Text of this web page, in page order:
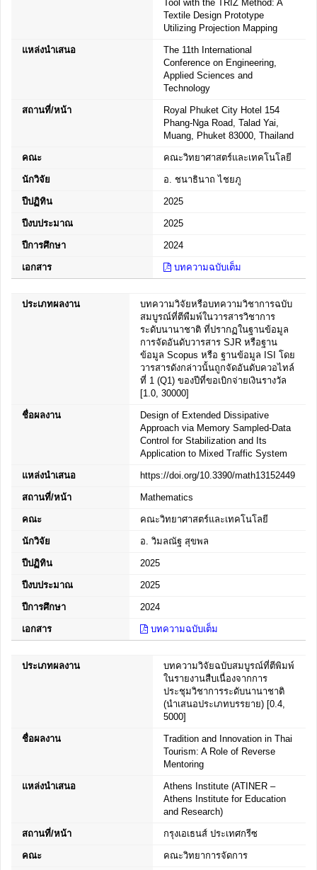
Tool with the TRIZ Method: A
Textile Design Prototype
Utilizing Projection Mapping
แหล่งนำเสนอ
The 11th International
Conference on Engineering,
Applied Sciences and
Technology
สถานที่/หน้า
Royal Phuket City Hotel 154
Phang-Nga Road, Talad Yai,
Muang, Phuket 83000, Thailand
คณะ คณะวิทยาศาสตร์และเทคโนโลยี
นักวิจัย อ. ชนาธินาถ ไชยภู
ปีปฏิทิน 2025
ปีงบประมาณ 2025
ปีการศึกษา 2024
เอกสาร บทความฉบับเต็ม
ประเภทผลงาน
บทความวิจัยหรือบทความวิชาการฉบับ
สมบูรณ์ที่ตีพืมพ์ในวารสารวิชาการ
ระดับนานาชาติ ที่ปรากฏในฐานข้อมูล
การจัดอันดับวารสาร SJR หรือฐาน
ข้อมูล Scopus หรือ ฐานข้อมูล ISI โดย
วารสารดังกล่าวนั้นถูกจัดอันดับควอไทล์
ที่ 1 (Q1) ของปีที่ขอเบิกจ่ายเงินรางวัล
[1.0, 30000]
ชื่อผลงาน
Design of Extended Dissipative
Approach via Memory Sampled-Data
Control for Stabilization and Its
Application to Mixed Traffic System
แหล่งนำเสนอ https://doi.org/10.3390/math13152449
สถานที่/หน้า Mathematics
คณะ คณะวิทยาศาสตร์และเทคโนโลยี
นักวิจัย อ. วิมลณัฐ สุขพล
ปีปฏิทิน 2025
ปีงบประมาณ 2025
ปีการศึกษา 2024
เอกสาร บทความฉบับเต็ม
ประเภทผลงาน
บทความวิจัยฉบับสมบูรณ์ที่ตีพิมพ์
ในรายงานสืบเนื่องจากการ
ประชุมวิชาการระดับนานาชาติ
(นำเสนอประเภทบรรยาย) [0.4,
5000]
ชื่อผลงาน
Tradition and Innovation in Thai
Tourism: A Role of Reverse
Mentoring
แหล่งนำเสนอ
Athens Institute (ATINER –
Athens Institute for Education
and Research)
สถานที่/หน้า กรุงเอเธนส์ ประเทศกรีซ
คณะ คณะวิทยาการจัดการ